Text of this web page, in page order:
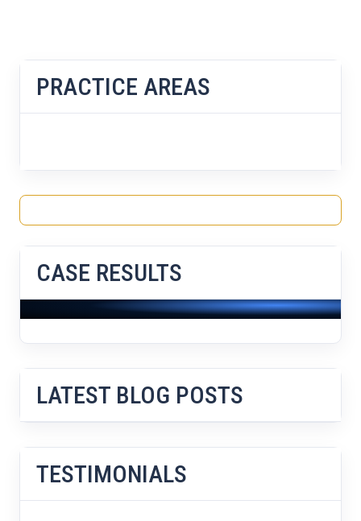
PRACTICE AREAS
CASE RESULTS
No case results found.
LATEST BLOG POSTS
TESTIMONIALS